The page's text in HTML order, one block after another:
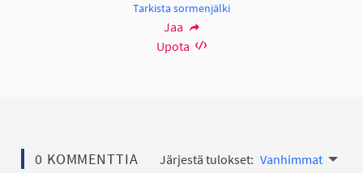
Tarkista sormenjälki
Jaa
Upota
0 KOMMENTTIA Järjestä tulokset: Vanhimmat